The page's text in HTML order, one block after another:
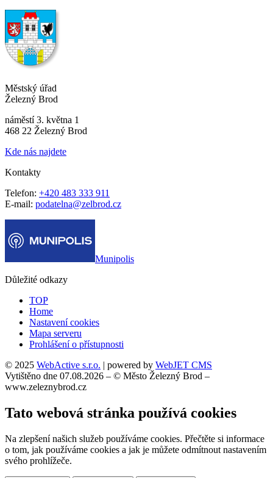
Městský úřad
Železný Brod
náměstí 3. května 1
468 22 Železný Brod
Kde nás najdete
Kontakty
Telefon: +420 483 333 911
E-mail: podatelna@zelbrod.cz
Munipolis
Důležité odkazy
TOP
Home
Nastavení cookies
Mapa serveru
Prohlášení o přístupnosti
© 2025 WebActive s.r.o. | powered by WebJET CMS
Vytištěno dne 07.08.2026 – © Město Železný Brod –
www.zeleznybrod.cz
Tato webová stránka používá cookies
Na zlepšení našich služeb používáme cookies. Přečtěte si informace
o tom, jak používáme cookies a jak je můžete odmítnout nastavením
svého prohlížeče.